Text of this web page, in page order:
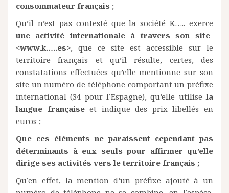
consommateur français ;
Qu’il n’est pas contesté que la société K….. exerce
une activité internationale à travers son site
<www.k…..es>, que ce site est accessible sur le
territoire français et qu’il résulte, certes, des
constatations effectuées qu’elle mentionne sur son
site un numéro de téléphone comportant un préfixe
international (34 pour l’Espagne), qu’elle utilisela
langue françaiseet indique des prix libellés en
euros ;
Que ces éléments ne paraissent cependant pas
déterminants à eux seuls pour affirmer qu’elle
dirige ses activités vers le territoire français ;
Qu’en effet, la mention d’un préfixe ajouté à un